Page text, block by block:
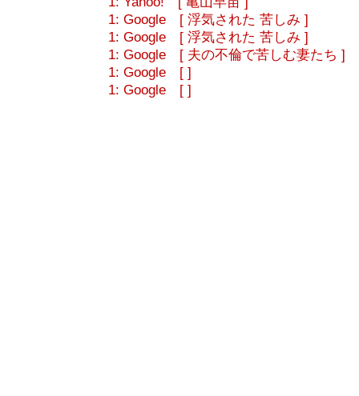
1: Google [ 浮気された 苦しみ ]
1: Google [ 浮気された 苦しみ ]
1: Google [ 夫の不倫で苦しむ妻たち ]
1: Google [ ]
1: Google [ ]